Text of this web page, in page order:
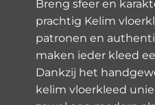
Breng sfeer en
prachtig Kelim
patronen en
maken ieder kleed
Dankzij het
kelim vloerkleed